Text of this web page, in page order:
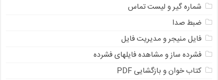
شماره گیر و لیست تماس
ضبط صدا
فایل منیجر و مدیریت فایل
فشرده ساز و مشاهده فایلهای فشرده
کتاب خوان و بازگشایی PDF